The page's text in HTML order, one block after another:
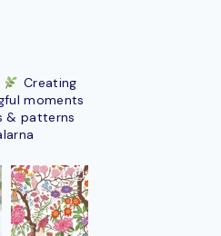
Creating
moments
& patterns